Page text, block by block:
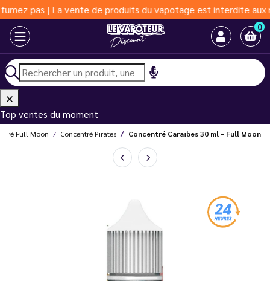
pas | La vente de produits du vapotage est interdite aux
0
Top ventes du moment
Full Moon Concentré Pirates Concentré Caraïbes 30 ml - Full Moon